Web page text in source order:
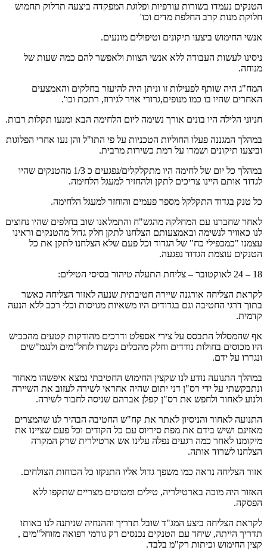
הטנקים נעמדו בשורות עורפיות ופלוגת המפקדה ביצעה תדלוק תחמוש
חלוקת מנות קרב החלפת מדים וכו'
אנשי החימוש ביצעו תיקונים וטיפולים מונעים.
ניסינו לעשות העבודה ללא אנשי הצוות ולאפשר להם כמה שעות של
מנוחה.
המח"ג היה שותף לפעילות זו וניתן היה להיעזר בחלקים והאמצעים
האחרים שהיו בו כמו מנופים,גרורי אויר לגירוז, רתכת וכו'.
חניוני הלילה היו בונים אורך נשימה ליום הלחימה הבא ומנעו תקלות רבות.
במהלך המגננה פעלו החוליות הטכניות על פי התו"ל והן נעו אחרי הפלוגות
וביצעו תיקונים ושמרו על רמת כשירות מרבית.
במהלך כל יום של לחימה היו מתקלקלים/נפגעים כ 1/3 מהטנקים שהיו
לגדוד אותם היינו צריכים לתקן ולהחזיר למעגל הלחימה.
כל טנק בגדוד התקלקל מספר פעמים והוחזר למעגל הלחימה.
לאחר שחברנו עם המחלקה מהגש"ח והתמלאנו שוב בחלפים שהיו נחוצים
לנו כאוויר לנשימה ובאמצעותם הצלחנו לתקן חלק גדול מהטנקים וראינו
עצמנו "כמכפילי כח" של הגדוד וכל פעם שלא הצלחנו לתקן את כל
הטנקים עוצמת הגדוד נפגעה.
18 – 24 לאוקטובר – צליחת התעלה טיהור בסיסי הטילים:
לקראת הצליחה אורגנה שיירה חטיבתית שנעה לאזור הצליחה כאשר
בתוך דרגי החטיבה וגם בגדודים היו משאיות מגויסות וכלי רכב ללא הנעה
קדמית.
אף שהמסלול התבסס על צירי אספלט ודרכים מהודקות קטעים מהכביש
היו מכוסים בחולות נודדים וחלק מהכלים נקשרו לזחל"מים ולנגמ"שים
ונגררו על ידם.
במהלך התנועה נודע לנו שקצין החימוש החטיבתי נמצא איפשהו מאחור
ונתבקשתי על ידי רס"ן דני יתום שהיה אחראי לשירה לעזוב את השיירה
ולנוע לאחור ולחפש את רס"ן קפלן אברהם שניסה לחבור לשירה.
התנועה לאחור והניסיון לאתר את קח"ש החטיבה הבהיר לנו שהמצרים
מאזינם ושיש בידם את מפת סיריוס עם כל הקודים וכל פעם שציינו את
מיקומנו לאחר כמה רגעים נפלה עלינו אש ארטילרית שרק המקרה
הצלחנו לשרוד אותה.
אזור הצליחה נראה כמו משפך גדול אליו התנקזו כל הכוחות הצולחים.
האזור היה מוכה בארטילריה, טילים ומטוסים מצריים שתקפו ללא
הפסקה.
לקראת הצליחה ביצע המג"ד שובל תדריך וההנחיה שניתנה לנו באותו
תדריך הייתה, שיחד עם הטנקים נכנסים רק גורמי רפואה מזוחל"מים ,
קצין החימוש וכיתות רק"מ בלבד.